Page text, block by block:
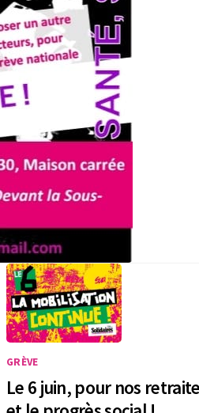
GRÈVE
Le 6 juin, pour nos